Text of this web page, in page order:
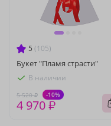
5 (105)
Букет "Пламя страсти"
В наличии
5 520 ₽ -10%
4 970 ₽